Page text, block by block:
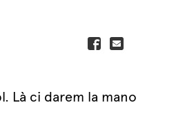
Là ci darem la mano